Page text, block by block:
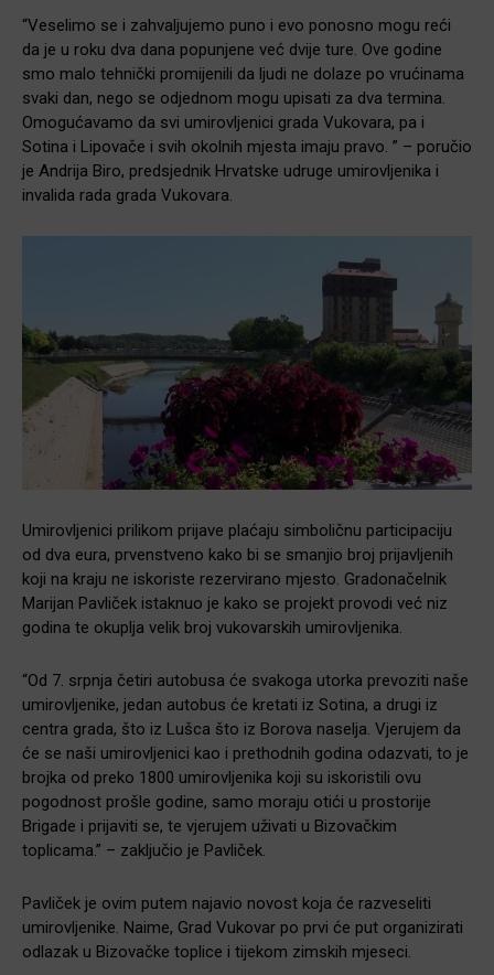
“Veselimo se i zahvaljujemo puno i evo ponosno mogu reći
da je u roku dva dana popunjene već dvije ture. Ove godine
smo malo tehnički promijenili da ljudi ne dolaze po vrućinama
svaki dan, nego se odjednom mogu upisati za dva termina.
Omogućavamo da svi umirovljenici grada Vukovara, pa i
Sotina i Lipovače i svih okolnih mjesta imaju pravo. ” – poručio
je Andrija Biro, predsjednik Hrvatske udruge umirovljenika i
invalida rada grada Vukovara.
Umirovljenici prilikom prijave plaćaju simboličnu participaciju
od dva eura, prvenstveno kako bi se smanjio broj prijavljenih
koji na kraju ne iskoriste rezervirano mjesto. Gradonačelnik
Marijan Pavliček istaknuo je kako se projekt provodi već niz
godina te okuplja velik broj vukovarskih umirovljenika.
“Od 7. srpnja četiri autobusa će svakoga utorka prevoziti naše
umirovljenike, jedan autobus će kretati iz Sotina, a drugi iz
centra grada, što iz Lušca što iz Borova naselja. Vjerujem da
će se naši umirovljenici kao i prethodnih godina odazvati, to je
brojka od preko 1800 umirovljenika koji su iskoristili ovu
pogodnost prošle godine, samo moraju otići u prostorije
Brigade i prijaviti se, te vjerujem uživati u Bizovačkim
toplicama.” – zaključio je Pavliček.
Pavliček je ovim putem najavio novost koja će razveseliti
umirovljenike. Naime, Grad Vukovar po prvi će put organizirati
odlazak u Bizovačke toplice i tijekom zimskih mjeseci.